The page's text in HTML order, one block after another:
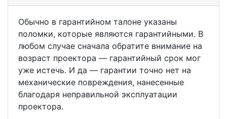
Обычно в гарантийном талоне указаны
поломки, которые являются гарантийными. В
любом случае сначала обратите внимание на
возраст проектора — гарантийный срок мог
уже истечь. И да — гарантии точно нет на
механические повреждения, нанесенные
благодаря неправильной эксплуатации
проектора.